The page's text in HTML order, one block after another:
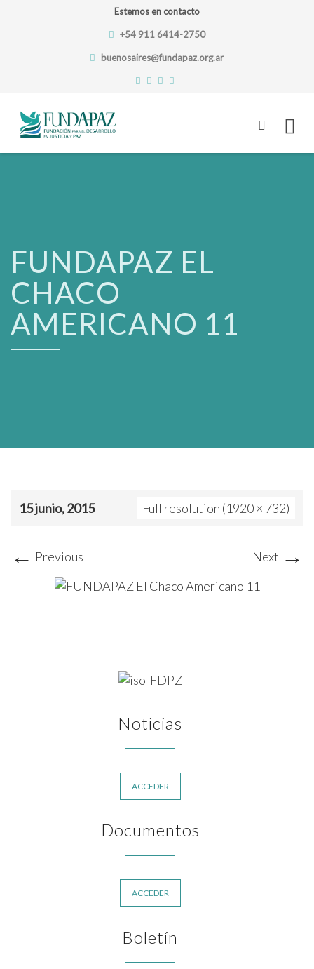
Estemos en contacto
+54 911 6414-2750
buenosaires@fundapaz.org.ar
Skip
FUNDAPAZ EL
CHACO
AMERICANO 11
15 junio, 2015 Full resolution (1920 × 732)
← Previous Next →
Noticias
ACCEDER
Documentos
ACCEDER
Boletín